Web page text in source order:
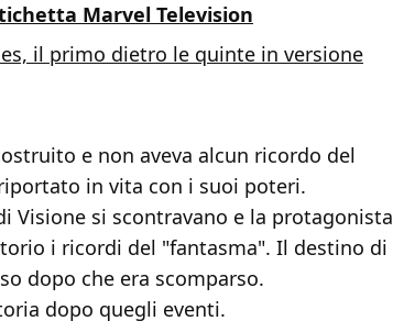
Marvel Television
il primo dietro le quinte in versione
e non aveva alcun ricordo del
in vita con i suoi poteri.
Visione si scontravano e la protagonista
i ricordi del "fantasma". Il destino di
dopo che era scomparso.
dopo quegli eventi.